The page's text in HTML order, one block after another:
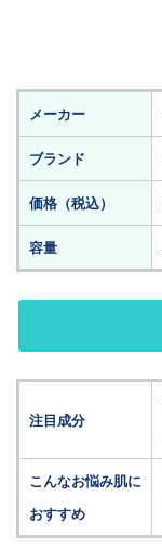
メーカー
ブランド
価格（税込）
容量
注目成分
こんなお悩み肌に
おすすめ